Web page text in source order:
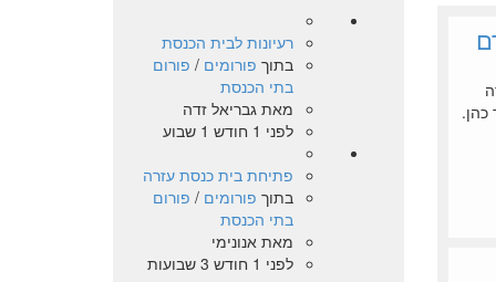
רעיונות לבית הכנסת
בתוך פורומים / פורום
בתי הכנסת
מאתגבריאל זדה
לפני 1 חודש 1 שבוע
פתיחת בית כנסת עזרה
בתוך פורומים / פורום
בתי הכנסת
מאתאנונימי
לפני 1 חודש 3 שבועות